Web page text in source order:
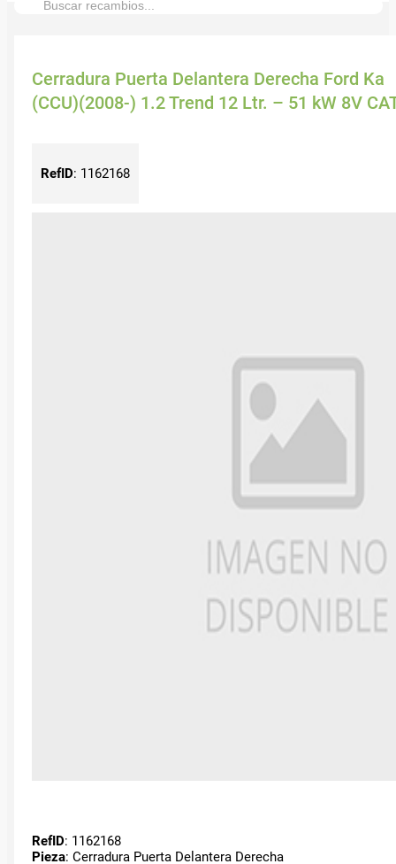
Buscar:
Cerradura Puerta Delantera Derecha Ford Ka
(CCU)(2008-) 1.2 Trend 12 Ltr. – 51 kW 8V
RefID: 1162168
RefID: 1162168
Pieza: Cerradura Puerta Delantera Derecha